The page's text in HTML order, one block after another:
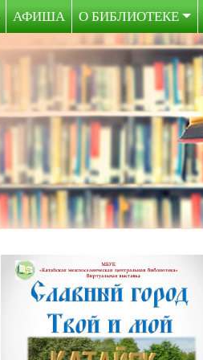
АФИША О БИБЛИОТЕКЕ